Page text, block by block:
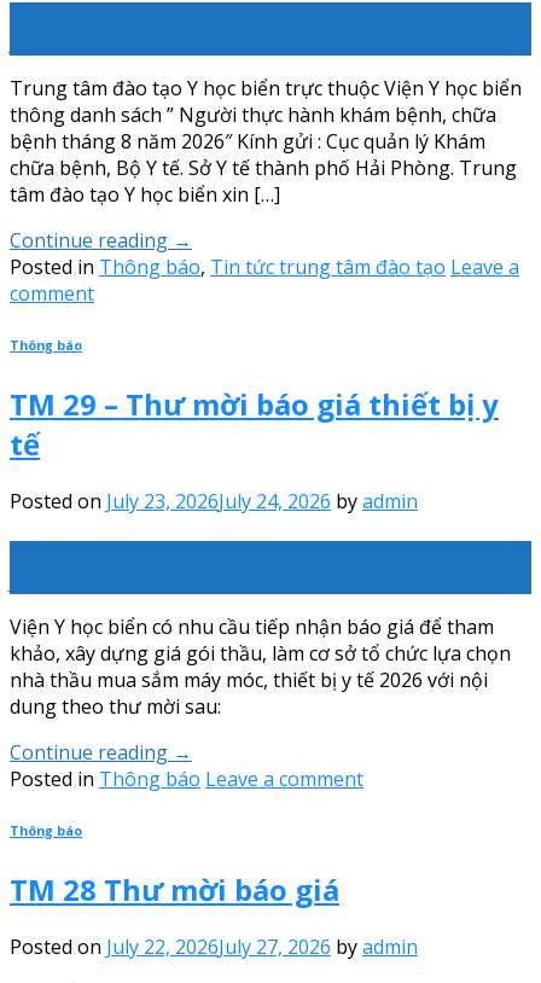
Trung tâm đào tạo Y học biển trực thuộc Viện Y học biển
thông danh sách ” Người thực hành khám bệnh, chữa
bệnh tháng 8 năm 2026″ Kính gửi : Cục quản lý Khám
chữa bệnh, Bộ Y tế. Sở Y tế thành phố Hải Phòng. Trung
tâm đào tạo Y học biển xin […]
Continue reading →
Posted in Thông báo, Tin tức trung tâm đào tạo Leave a
comment
Thông báo
TM 29 – Thư mời báo giá thiết bị y
tế
Posted on July 23, 2026July 24, 2026 byadmin
Viện Y học biển có nhu cầu tiếp nhận báo giá để tham
khảo, xây dựng giá gói thầu, làm cơ sở tổ chức lựa chọn
nhà thầu mua sắm máy móc, thiết bị y tế 2026 với nội
dung theo thư mời sau:
Continue reading →
Posted in Thông báo Leave a comment
Thông báo
TM 28 Thư mời báo giá
Posted on July 22, 2026July 27, 2026 byadmin